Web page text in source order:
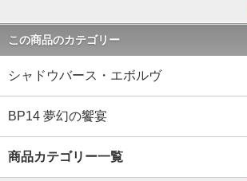
この商品のカテゴリー
シャドウバース・エボルヴ
BP14 夢幻の饗宴
商品カテゴリー一覧